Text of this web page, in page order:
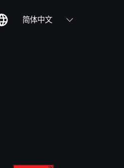
简体中文